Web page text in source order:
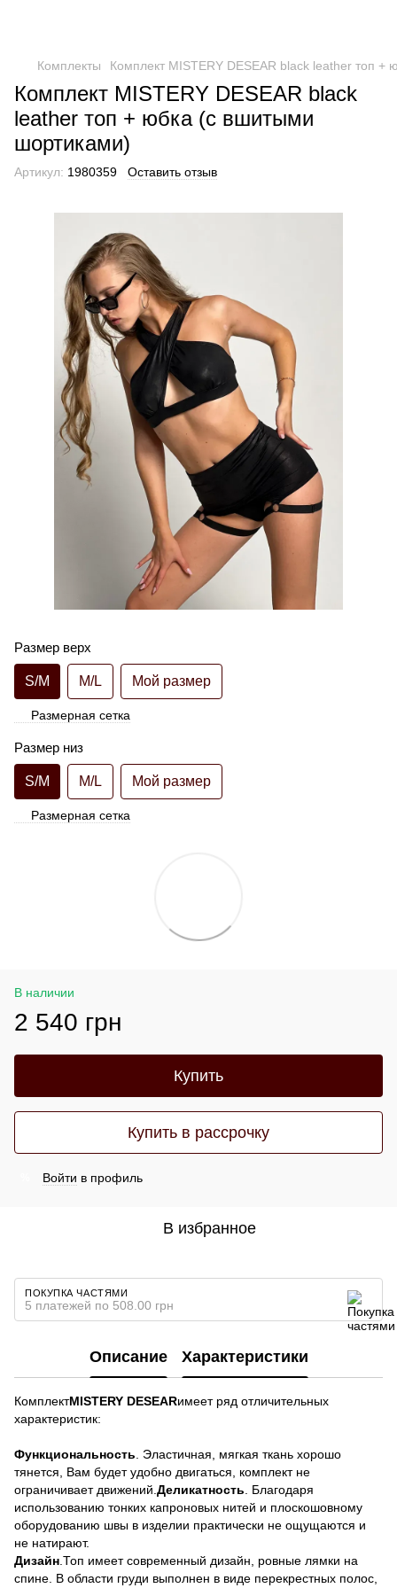
Комплекты Комплект MISTERY DESEAR black leather топ
Комплект MISTERY DESEAR black
leather топ + юбка (с вшитыми
шортиками)
Артикул: 1980359 Оставить отзыв
Размер верх
S/M M/L Мой размер
Размерная сетка
Размер низ
S/M M/L Мой размер
Размерная сетка
В наличии
2 540 грн
Купить
Купить в рассрочку
Войти в профиль
В избранное
ПОКУПКА ЧАСТЯМИ
5 платежей по 508.00 грн
Описание Характеристики
КомплектMISTERY DESEARимеет ряд отличительных
характеристик:
Функциональность . Эластичная, мягкая ткань хорошо
тянется, Вам будет удобно двигаться, комплект не
ограничивает движений. Деликатность . Благодаря
использованию тонких капроновых нитей и плоскошовному
оборудованию швы в изделии практически не ощущаются и
не натирают.
Дизайн .Топ имеет современный дизайн, ровные лямки на
спине. В области груди выполнен в виде перекрестных полос,